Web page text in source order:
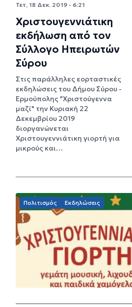
Τετ, 18 Δεκ. 2019 - 6:21
Χριστουγεννιάτικη
εκδήλωση από τον
Σύλλογο Ηπειρωτών
Σύρου
Στις παράλληλες εορταστικές
εκδηλώσεις του Δήμου Σύρου -
Ερμούπολης "Χριστούγεννα
μαζί" την Κυριακή 22
Δεκεμβρίου 2019
διοργανώνεται
Χριστουγεννιάτικη γιορτή για
μικρούς και…
Πολιτισμός Εκδηλώσεις